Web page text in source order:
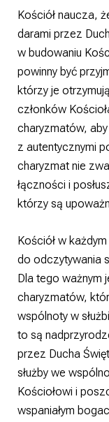
Kościół naucza,
darami przez
w budowaniu
powinny być
którzy je
członków
charyzmatów,
z autentycznymi
charyzmat nie
łączności i
którzy są
Kościół w
do odczytywania
Dla tego ważnym
charyzmatów,
wspólnoty w
to są
przez Ducha
służby we
Kościołowi i
wspaniałym